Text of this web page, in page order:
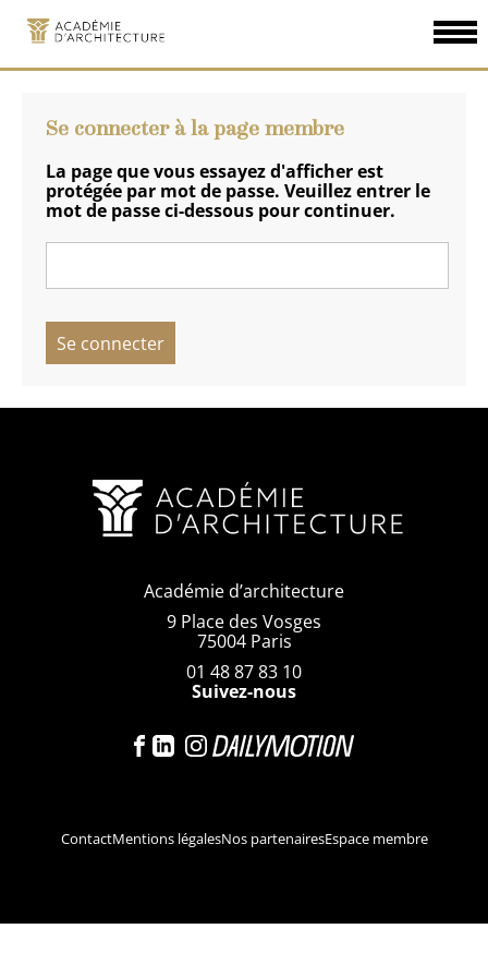
Aller
contenu
principalSe connecter à la page membre
La page que vous essayez d'afficher est
protégée par mot de passe. Veuillez entrer le
mot de passe ci-dessous pour continuer.
Académie d’architecture
9 Place des Vosges
75004 Paris
01 48 87 83 10
Suivez-nous
ContactMentions légalesNos partenairesEspace membre